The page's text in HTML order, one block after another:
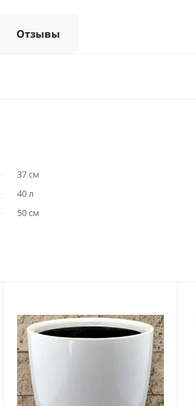
Отзывы
37 см
40 л
50 см